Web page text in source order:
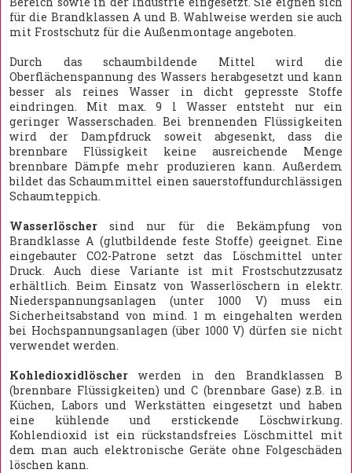
für die Brandklassen A und B. Wahlweise werden sie auch
mit Frostschutz für die Außenmontage angeboten.
Durch das schaumbildende Mittel wird die
Oberflächenspannung des Wassers herabgesetzt und kann
besser als reines Wasser in dicht gepresste Stoffe
eindringen. Mit max. 9 l Wasser entsteht nur ein
geringer Wasserschaden. Bei brennenden Flüssigkeiten
wird der Dampfdruck soweit abgesenkt, dass die
brennbare Flüssigkeit keine ausreichende Menge
brennbare Dämpfe mehr produzieren kann. Außerdem
bildet das Schaummittel einen sauerstoffundurchlässigen
Schaumteppich.
Wasserlöscher sind nur für die Bekämpfung von
Brandklasse A (glutbildende feste Stoffe) geeignet. Eine
eingebauter CO2-Patrone setzt das Löschmittel unter
Druck. Auch diese Variante ist mit Frostschutzzusatz
erhältlich. Beim Einsatz von Wasserlöschern in elektr.
Niederspannungsanlagen (unter 1000 V) muss ein
Sicherheitsabstand von mind. 1 m eingehalten werden
bei Hochspannungsanlagen (über 1000 V) dürfen sie nicht
verwendet werden.
Kohledioxidlöscher werden in den Brandklassen B
(brennbare Flüssigkeiten) und C (brennbare Gase) z.B. in
Küchen, Labors und Werkstätten eingesetzt und haben
eine kühlende und erstickende Löschwirkung.
Kohlendioxid ist ein rückstandsfreies Löschmittel mit
dem man auch elektronische Geräte ohne Folgeschäden
löschen kann.